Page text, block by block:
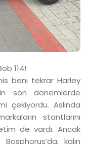
114!
beni tekrar Harley
son dönemlerde
çekiyordu. Aslında
stantlarını
de vardı. Ancak
kalın